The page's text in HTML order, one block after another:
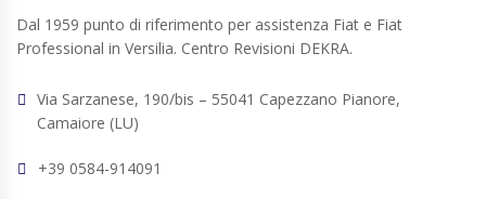
Dal 1959 punto di riferimento per assistenza Fiat e Fiat
Professional in Versilia. Centro Revisioni DEKRA.
Via Sarzanese, 190/bis – 55041 Capezzano Pianore,
Camaiore (LU)
+39 0584-914091